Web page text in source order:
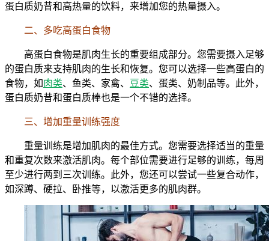
蛋白质奶昔和高热量的饮料，来增加您的热量摄入。
二、多吃高蛋白食物
高蛋白食物是肌肉生长的重要组成部分。您需要摄入足够
的蛋白质来支持肌肉的生长和恢复。您可以选择一些高蛋白的
食物，如肉类、鱼类、家禽、 豆类、蛋类、奶制品等。此外，
蛋白质奶昔和蛋白质棒也是一个不错的选择。
三、增加重量训练强度
重量训练是增加肌肉的最佳方式。您需要选择适当的重量
和重复次数来激活肌肉。每个部位需要进行足够的训练，每周
至少进行两到三次训练。此外，您还可以尝试一些复合动作，
如深蹲、硬拉、卧推等，以激活更多的肌肉群。